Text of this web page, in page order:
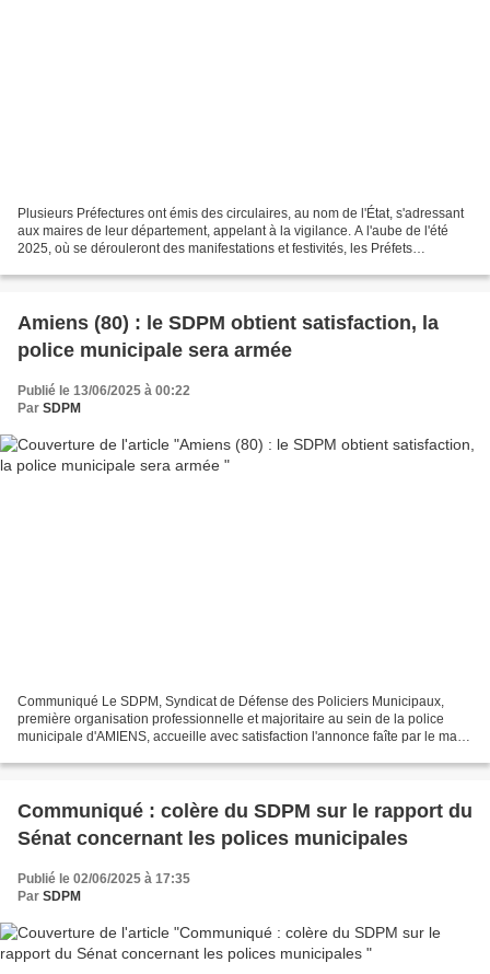
Plusieurs Préfectures ont émis des circulaires, au nom de l'État, s'adressant
aux maires de leur département, appelant à la vigilance. A l'aube de l'été
2025, où se dérouleront des manifestations et festivités, les Préfets
Amiens (80) : le SDPM obtient satisfaction, la
police municipale sera armée
Publié le 13/06/2025 à 00:22
Par SDPM
Communiqué Le SDPM, Syndicat de Défense des Policiers Municipaux,
première organisation professionnelle et majoritaire au sein de la police
municipale d'AMIENS, accueille avec satisfaction l'annonce faîte par le maire
Communiqué : colère du SDPM sur le rapport du
Sénat concernant les polices municipales
Publié le 02/06/2025 à 17:35
Par SDPM